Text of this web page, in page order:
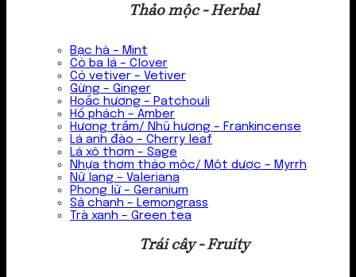
Thảo mộc - Herbal
Bạc hà – Mint
Cỏ ba lá – Clover
Cỏ vetiver – Vetiver
Gừng – Ginger
Hoắc hương – Patchouli
Hổ phách – Amber
Hương trầm/ Nhũ hương – Frankincense
Lá anh đào – Cherry leaf
Lá xô thơm – Sage
Nhựa thơm thảo mộc/ Một dược – Myrrh
Nữ lang – Valeriana
Phong lữ – Geranium
Sả chanh – Lemongrass
Trà xanh – Green tea
Trái cây - Fruity